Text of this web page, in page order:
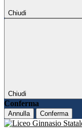
Chiudi
Chiudi
Conferma
Annulla Conferma